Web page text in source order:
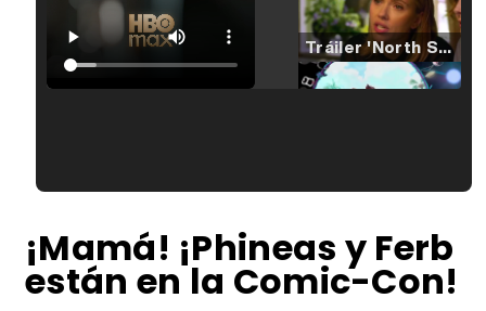
Tráiler 'North Star' (2023)
¡Mamá! ¡Phineas y Ferb
están en la Comic-Con!